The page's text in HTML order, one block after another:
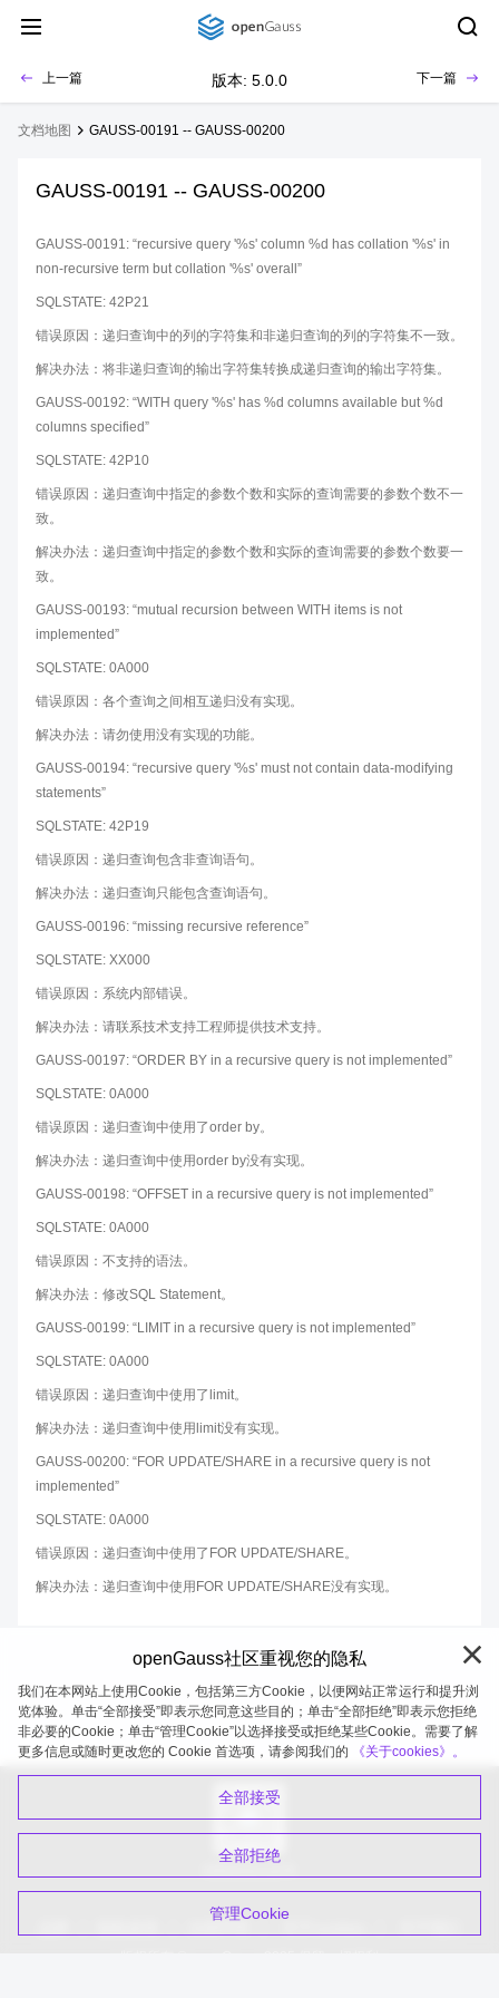
上一篇 版本: 5.0.0 下一篇
文档地图 GAUSS-00191 -- GAUSS-00200
GAUSS-00191 -- GAUSS-00200
GAUSS-00191: “recursive query '%s' column %d has collation '%s' in
non-recursive term but collation '%s' overall”
SQLSTATE: 42P21
错误原因：递归查询中的列的字符集和非递归查询的列的字符集不一致。
解决办法：将非递归查询的输出字符集转换成递归查询的输出字符集。
GAUSS-00192: “WITH query '%s' has %d columns available but %d
columns specified”
SQLSTATE: 42P10
错误原因：递归查询中指定的参数个数和实际的查询需要的参数个数不一
致。
解决办法：递归查询中指定的参数个数和实际的查询需要的参数个数要一
致。
GAUSS-00193: “mutual recursion between WITH items is not
implemented”
SQLSTATE: 0A000
错误原因：各个查询之间相互递归没有实现。
解决办法：请勿使用没有实现的功能。
GAUSS-00194: “recursive query '%s' must not contain data-modifying
statements”
SQLSTATE: 42P19
错误原因：递归查询包含非查询语句。
解决办法：递归查询只能包含查询语句。
GAUSS-00196: “missing recursive reference”
SQLSTATE: XX000
错误原因：系统内部错误。
解决办法：请联系技术支持工程师提供技术支持。
GAUSS-00197: “ORDER BY in a recursive query is not implemented”
SQLSTATE: 0A000
错误原因：递归查询中使用了order by。
解决办法：递归查询中使用order by没有实现。
GAUSS-00198: “OFFSET in a recursive query is not implemented”
SQLSTATE: 0A000
错误原因：不支持的语法。
解决办法：修改SQL Statement。
GAUSS-00199: “LIMIT in a recursive query is not implemented”
SQLSTATE: 0A000
错误原因：递归查询中使用了limit。
解决办法：递归查询中使用limit没有实现。
GAUSS-00200: “FOR UPDATE/SHARE in a recursive query is not
implemented”
SQLSTATE: 0A000
错误原因：递归查询中使用了FOR UPDATE/SHARE。
解决办法：递归查询中使用FOR UPDATE/SHARE没有实现。
openGauss 2026-08-08 20:27:21
openGauss社区重视您的隐私
我们在本网站上使用Cookie，包括第三方Cookie，以便网站正常运行和提升浏
览体验。单击“全部接受”即表示您同意这些目的；单击“全部拒绝”即表示您拒绝
非必要的Cookie；单击“管理Cookie”以选择接受或拒绝某些Cookie。需要了解
更多信息或随时更改您的 Cookie 首选项，请参阅我们的
《关于cookies》。
全部接受
全部拒绝
管理Cookie